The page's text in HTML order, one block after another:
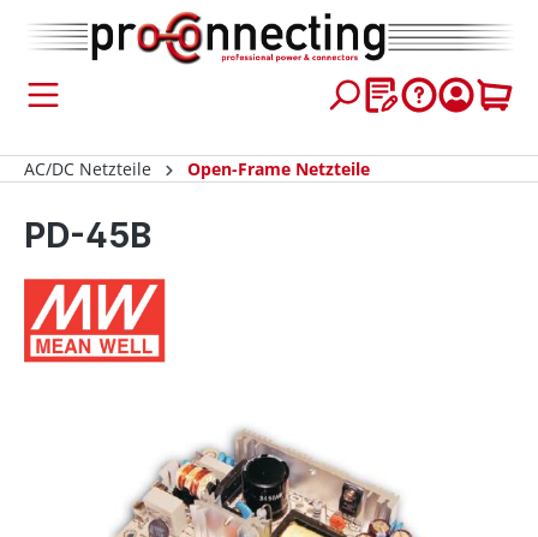
springen
AC/DC Netzteile Open-Frame Netzteile
PD-45B